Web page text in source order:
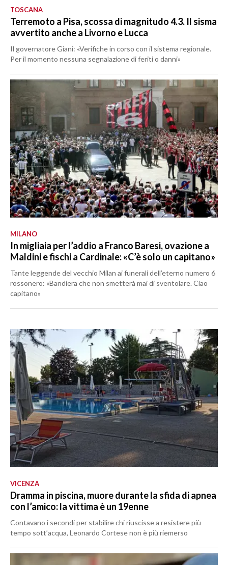
TOSCANA
Terremoto a Pisa, scossa di magnitudo 4.3. Il sisma
avvertito anche a Livorno e Lucca
Il governatore Giani: «Verifiche in corso con il sistema regionale.
Per il momento nessuna segnalazione di feriti o danni»
MILANO
In migliaia per l’addio a Franco Baresi, ovazione a
Maldini e fischi a Cardinale: «C’è solo un capitano»
Tante leggende del vecchio Milan ai funerali dell’eterno numero 6
rossonero: «Bandiera che non smetterà mai di sventolare. Ciao
capitano»
VICENZA
Dramma in piscina, muore durante la sfida di apnea
con l’amico: la vittima è un 19enne
Contavano i secondi per stabilire chi riuscisse a resistere più
tempo sott’acqua, Leonardo Cortese non è più riemerso